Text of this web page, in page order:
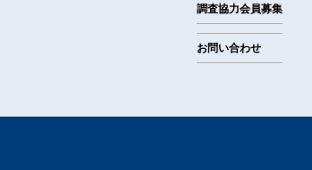
調査協力会員募集
お問い合わせ